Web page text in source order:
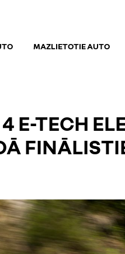
MAZLIETOTIE AUTO
E-TECH